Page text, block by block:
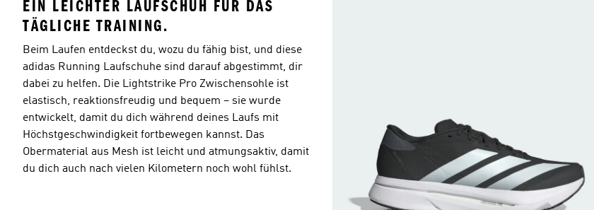
EIN LEICHTER LAUFSCHUH FÜR DAS
TÄGLICHE TRAINING.
Beim Laufen entdeckst du, wozu du fähig bist, und diese
adidas Running Laufschuhe sind darauf abgestimmt, dir
dabei zu helfen. Die Lightstrike Pro Zwischensohle ist
elastisch, reaktionsfreudig und bequem – sie wurde
entwickelt, damit du dich während deines Laufs mit
Höchstgeschwindigkeit fortbewegen kannst. Das
Obermaterial aus Mesh ist leicht und atmungsaktiv, damit
du dich auch nach vielen Kilometern noch wohl fühlst.